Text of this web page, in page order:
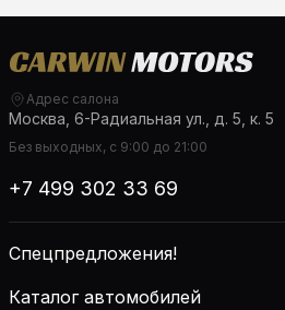
Адрес салона
Москва, 6-Радиальная ул., д. 5, к. 5
Без выходных, с 9:00 до 21:00
+7 499 302 33 69
Спецпредложения!
Каталог автомобилей